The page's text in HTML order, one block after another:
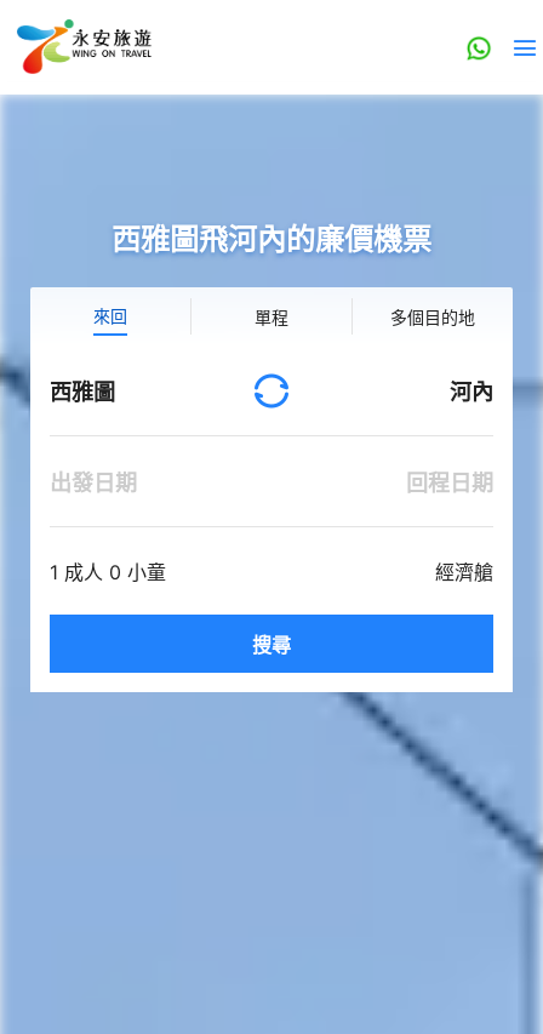
西雅圖飛河內的廉價機票
來回 單程 多個目的地
西雅圖 河內
出發日期 回程日期
1 成人 0 小童 經濟艙
搜尋